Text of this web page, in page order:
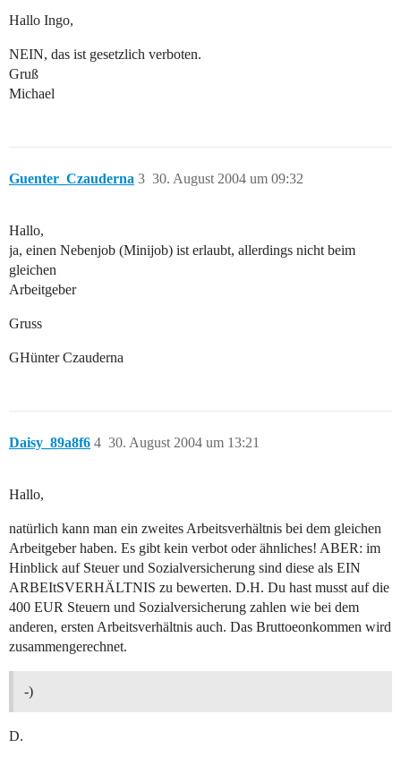
Hallo Ingo,
NEIN, das ist gesetzlich verboten.
Gruß
Michael
Guenter_Czauderna 30. August 2004 um 09:32
3
Hallo,
ja, einen Nebenjob (Minijob) ist erlaubt, allerdings nicht beim
gleichen
Arbeitgeber
Gruss
GHünter Czauderna
Daisy_89a8f6 30. August 2004 um 13:21
4
Hallo,
natürlich kann man ein zweites Arbeitsverhältnis bei dem gleichen
Arbeitgeber haben. Es gibt kein verbot oder ähnliches! ABER: im
Hinblick auf Steuer und Sozialversicherung sind diese als EIN
ARBEItSVERHÄLTNIS zu bewerten. D.H. Du hast musst auf die
400 EUR Steuern und Sozialversicherung zahlen wie bei dem
anderen, ersten Arbeitsverhältnis auch. Das Bruttoeonkommen wird
zusammengerechnet.
-)
D.